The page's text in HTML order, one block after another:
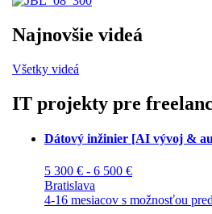
Najnovšie videá
Všetky videá
IT projekty pre
Dátový inžinier [AI vývoj &
5 300 € - 6 500 €
Bratislava
4-16 mesiacov s možnosťou